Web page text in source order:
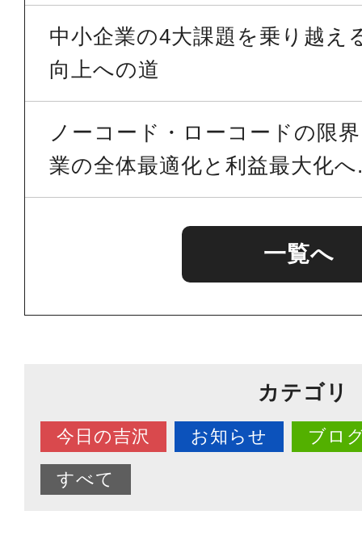
中小企業の4大課題を乗り越え
向上への道
ノーコード・ローコードの限
業の全体最適化と利益最大化
一覧へ
カテゴリ
今日の吉沢 お知らせ ブロ
すべて